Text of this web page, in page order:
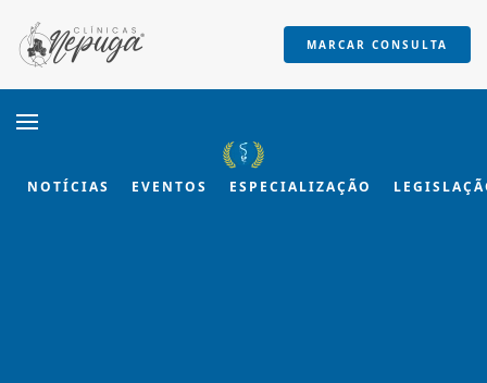
Skip to main content
MARCAR CONSULTA
NOTÍCIAS EVENTOS ESPECIALIZAÇÃO